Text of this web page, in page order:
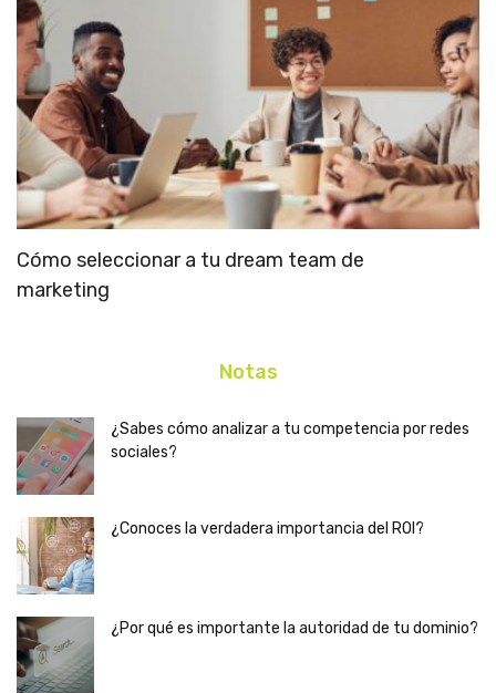
Cómo seleccionar a tu dream team de
marketing
Notas
¿Sabes cómo analizar a tu competencia por redes
sociales?
¿Conoces la verdadera importancia del ROI?
¿Por qué es importante la autoridad de tu dominio?